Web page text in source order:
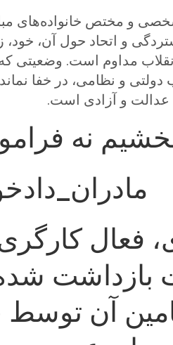
و مختص خانواده‌های
و اتحاد حول آن، خود،
مداوم است. وضعیتی
و نظامی، در خفا
عدالت و آزادی است.
نه
بازداشت
آن توسط